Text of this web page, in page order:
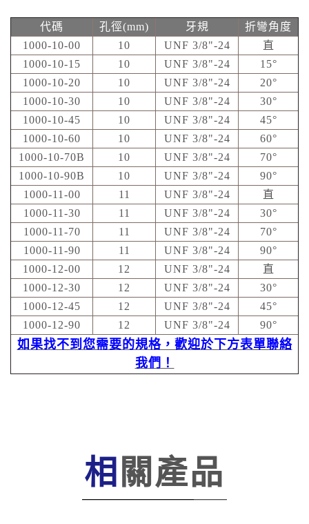
代碼 孔徑(mm) 牙規
折彎角度
1000-10-00
10 UNF 3/8"-24
直
1000-10-15
10 UNF 3/8"-24
15°
1000-10-20
10 UNF 3/8"-24
20°
1000-10-30
10 UNF 3/8"-24
30°
1000-10-45
10 UNF 3/8"-24
45°
1000-10-60
10 UNF 3/8"-24
60°
1000-10-70B
10 UNF 3/8"-24
70°
1000-10-90B
10 UNF 3/8"-24
90°
1000-11-00
11 UNF 3/8"-24
直
1000-11-30
11 UNF 3/8"-24
30°
1000-11-70
11 UNF 3/8"-24
70°
1000-11-90
11 UNF 3/8"-24
90°
1000-12-00
12 UNF 3/8"-24
直
1000-12-30
12 UNF 3/8"-24
30°
1000-12-45
12 UNF 3/8"-24
45°
1000-12-90
12 UNF 3/8"-24 90°
如果找不到您需要的規格，歡迎於下方表單聯絡
我們！
相關產品